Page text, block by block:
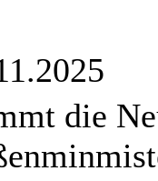
die